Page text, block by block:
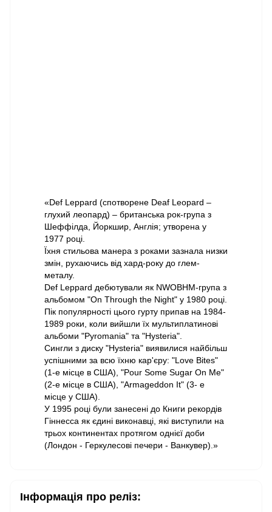
«Def Leppard (спотворене Deaf Leopard –
глухий леопард) – британська рок-група з
Шеффілда, Йоркшир, Англія; утворена у
1977 році.
Їхня стильова манера з роками зазнала низки
змін, рухаючись від хард-року до глем-
металу.
Def Leppard дебютували як NWOBHM-група з
альбомом "On Through the Night" у 1980 році.
Пік популярності цього гурту припав на 1984-
1989 роки, коли вийшли їх мультиплатинові
альбоми "Pyromania" та "Hysteria".
Сингли з диску "Hysteria" виявилися найбільш
успішними за всю їхню кар'єру: "Love Bites"
(1-е місце в США), "Pour Some Sugar On Me"
(2-е місце в США), "Armageddon It" (3- е
місце у США).
У 1995 році були занесені до Книги рекордів
Гіннесса як єдині виконавці, які виступили на
трьох континентах протягом однієї доби
(Лондон - Геркулесові печери - Ванкувер).»
Інформація про реліз: